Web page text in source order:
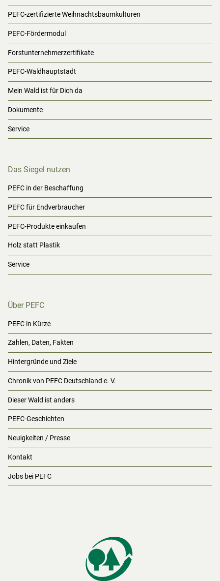
PEFC-zertifizierte Weihnachtsbaumkulturen
PEFC-Fördermodul
Forstunternehmerzertifikate
PEFC-Waldhauptstadt
Mein Wald ist für Dich da
Dokumente
Service
Das Siegel nutzen
PEFC in der Beschaffung
PEFC für Endverbraucher
PEFC-Produkte einkaufen
Holz statt Plastik
Service
Über PEFC
PEFC in Kürze
Zahlen, Daten, Fakten
Hintergründe und Ziele
Chronik von PEFC Deutschland e. V.
Dieser Wald ist anders
PEFC-Geschichten
Neuigkeiten / Presse
Kontakt
Jobs bei PEFC